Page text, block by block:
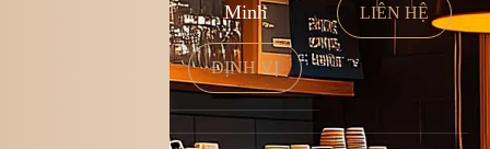
Minh
ĐỊNH VỊ
LIÊN HỆ